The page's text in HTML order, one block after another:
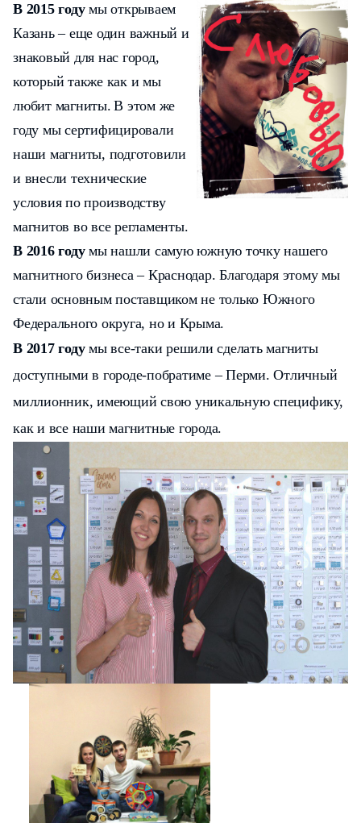
В 2015 годумы открываем
Казань – еще один важный и
знаковый для нас город,
который также как и мы
любит магниты. В этом же
году мы сертифицировали
наши магниты, подготовили
и внесли технические
условия по производству
магнитов во все регламенты.
В 2016 годумы нашли самую южную точку нашего
магнитного бизнеса – Краснодар. Благодаря этому мы
стали основным поставщиком не только Южного
Федерального округа, но и Крыма.
В 2017 годумы все-таки решили сделать магниты
доступными в городе-побратиме – Перми. Отличный
миллионник, имеющий свою уникальную специфику,
как и все наши магнитные города.